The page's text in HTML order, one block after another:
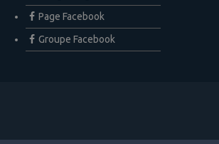
Page Facebook
Groupe Facebook